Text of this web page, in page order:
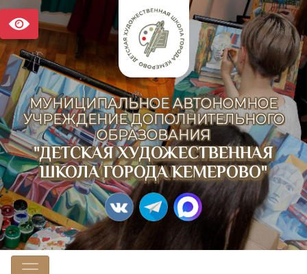
МУНИЦИПАЛЬНОЕ АВТОНОМНОЕ
УЧРЕЖДЕНИЕ ДОПОЛНИТЕЛЬНОГО
ОБРАЗОВАНИЯ
"ДЕТСКАЯ ХУДОЖЕСТВЕННАЯ
ШКОЛА ГОРОДА КЕМЕРОВО"